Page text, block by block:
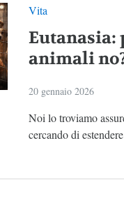
Vita
animali
20 gennaio 2026
Noi lo troviamo
cercando di